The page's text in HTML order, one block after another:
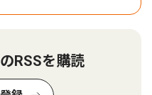
RSSを購読